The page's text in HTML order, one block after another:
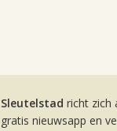
Sleutelstad richt zich
gratis nieuwsapp en